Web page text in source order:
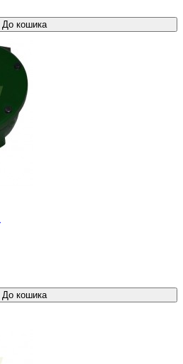
До кошика
До кошика